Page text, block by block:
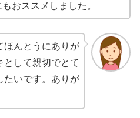
おススメしました。
ほんとうにありが
として親切でとて
たいです。ありが